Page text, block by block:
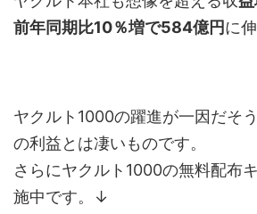
前年同期比10％増で584億円に
ヤクルト1000の躍進が一因だそ
の利益とは凄いものです。
さらにヤクルト1000の無料配布
施中です。↓